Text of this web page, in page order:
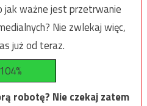
ważne jest przetrwanie
Nie zwlekaj więc,
już od teraz.
104%
robotę? Nie czekaj zatem